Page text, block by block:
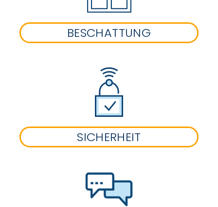
BESCHATTUNG
SICHERHEIT